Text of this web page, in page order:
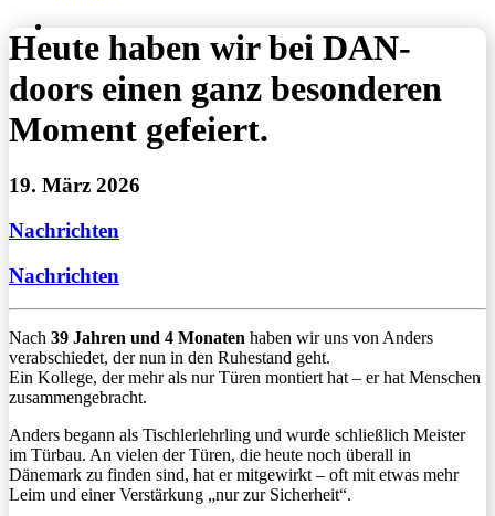
Heute haben wir bei DAN-
doors einen ganz besonderen
Moment gefeiert.
19. März 2026
Nachrichten
Nachrichten
Nach 39 Jahren und 4 Monaten haben wir uns von Anders
verabschiedet, der nun in den Ruhestand geht.
Ein Kollege, der mehr als nur Türen montiert hat – er hat Menschen
zusammengebracht.
Anders begann als Tischlerlehrling und wurde schließlich Meister
im Türbau. An vielen der Türen, die heute noch überall in
Dänemark zu finden sind, hat er mitgewirkt – oft mit etwas mehr
Leim und einer Verstärkung „nur zur Sicherheit“.